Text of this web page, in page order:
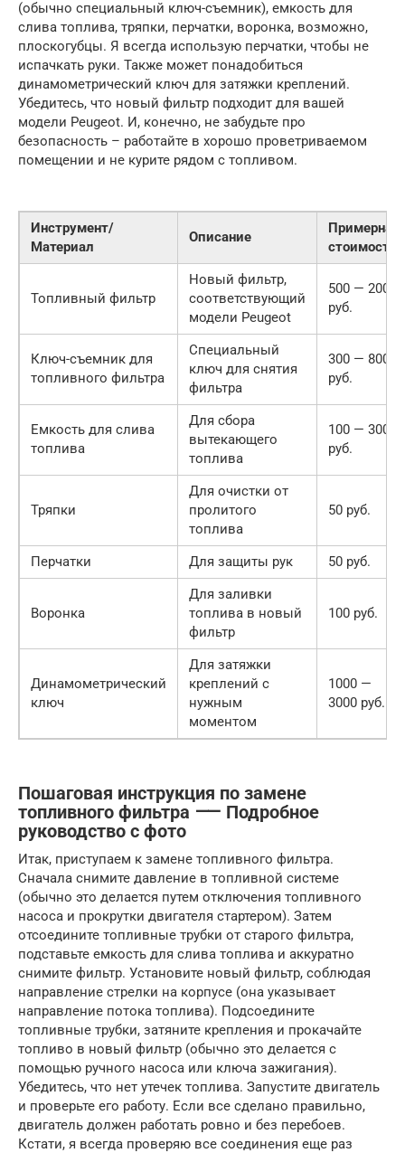
(обычно специальный ключ-съемник), емкость для
слива топлива, тряпки, перчатки, воронка, возможно,
плоскогубцы. Я всегда использую перчатки, чтобы не
испачкать руки. Также может понадобиться
динамометрический ключ для затяжки креплений.
Убедитесь, что новый фильтр подходит для вашей
модели Peugeot. И, конечно, не забудьте про
безопасность – работайте в хорошо проветриваемом
помещении и не курите рядом с топливом.
Инструмент/
Материал
Описание
Примерная
стоимость
Топливный фильтр
Новый фильтр,
соответствующий
модели Peugeot
500 — 2000
руб.
Ключ-съемник для
топливного фильтра
Специальный
ключ для снятия
фильтра
300 — 800
руб.
Емкость для слива
топлива
Для сбора
вытекающего
топлива
100 — 300
руб.
Тряпки
Для очистки от
пролитого
топлива
50 руб.
Перчатки Для защиты рук 50 руб.
Воронка
Для заливки
топлива в новый
фильтр
100 руб.
Динамометрический
ключ
Для затяжки
креплений с
нужным
моментом
1000 —
3000 руб.
Пошаговая инструкция по замене
топливного фильтра ⸺ Подробное
руководство с фото
Итак, приступаем к замене топливного фильтра.
Сначала снимите давление в топливной системе
(обычно это делается путем отключения топливного
насоса и прокрутки двигателя стартером). Затем
отсоедините топливные трубки от старого фильтра,
подставьте емкость для слива топлива и аккуратно
снимите фильтр. Установите новый фильтр, соблюдая
направление стрелки на корпусе (она указывает
направление потока топлива). Подсоедините
топливные трубки, затяните крепления и прокачайте
топливо в новый фильтр (обычно это делается с
помощью ручного насоса или ключа зажигания).
Убедитесь, что нет утечек топлива. Запустите двигатель
и проверьте его работу. Если все сделано правильно,
двигатель должен работать ровно и без перебоев.
Кстати, я всегда проверяю все соединения еще раз